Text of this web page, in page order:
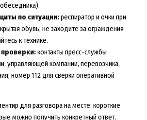
по ситуации:респиратор и очки при
обувь; не заходите за ограждения
к технике.
проверки:контакты пресс-службы
управляющей компании, перевозчика,
номер 112 для сверки оперативной
для разговора на месте: короткие
можно получить конкретный ответ.